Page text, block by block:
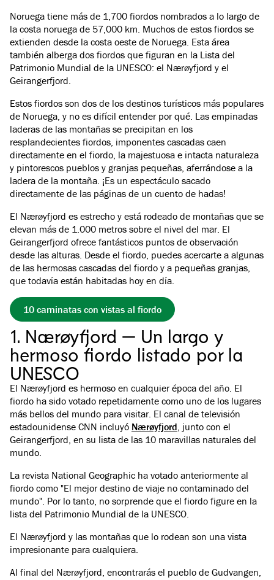
Noruega tiene más de 1,700 fiordos nombrados a lo largo de
la costa noruega de 57,000 km. Muchos de estos fiordos se
extienden desde la costa oeste de Noruega. Esta área
también alberga dos fiordos que figuran en la Lista del
Patrimonio Mundial de la UNESCO: el Nærøyfjord y el
Geirangerfjord.
Estos fiordos son dos de los destinos turísticos más populares
de Noruega, y no es difícil entender por qué. Las empinadas
laderas de las montañas se precipitan en los
resplandecientes fiordos, imponentes cascadas caen
directamente en el fiordo, la majestuosa e intacta naturaleza
y pintorescos pueblos y granjas pequeñas, aferrándose a la
ladera de la montaña. ¡Es un espectáculo sacado
directamente de las páginas de un cuento de hadas!
El Nærøyfjord es estrecho y está rodeado de montañas que se
elevan más de 1.000 metros sobre el nivel del mar. El
Geirangerfjord ofrece fantásticos puntos de observación
desde las alturas. Desde el fiordo, puedes acercarte a algunas
de las hermosas cascadas del fiordo y a pequeñas granjas,
que todavía están habitadas hoy en día.
10 caminatas con vistas al fiordo
1. Nærøyfjord — Un largo y
hermoso fiordo listado por la
UNESCO
El Nærøyfjord es hermoso en cualquier época del año. El
fiordo ha sido votado repetidamente como uno de los lugares
más bellos del mundo para visitar. El canal de televisión
estadounidense CNN incluyó Nærøyfjord, junto con el
Geirangerfjord, en su lista de las 10 maravillas naturales del
mundo.
La revista National Geographic ha votado anteriormente al
fiordo como "El mejor destino de viaje no contaminado del
mundo". Por lo tanto, no sorprende que el fiordo figure en la
lista del Patrimonio Mundial de la UNESCO.
El Nærøyfjord y las montañas que lo rodean son una vista
impresionante para cualquiera.
Al final del Nærøyfjord, encontrarás el pueblo de Gudvangen,